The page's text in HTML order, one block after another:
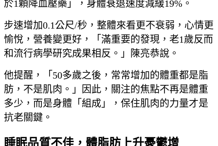
於1顆降血壓藥」，身體衰退速度減緩19%。
步速增加0.1公尺/秒，整體來看更不衰弱，心情更
愉悅，營養變更好，「滿重要的發現，老1歲反而
和流行病學研究成果相反。」陳亮恭說。
他提醒，「50多歲之後，常常增加的體重都是脂
肪，不是肌肉。」因此，關注的焦點不再是體重
多少，而是身體「組成」，保住肌肉的力量才是
抗老關鍵。
睡眠品質不佳，體脂肪上升憂鬱增